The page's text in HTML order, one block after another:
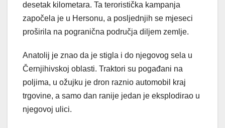
desetak kilometara. Ta teroristička kampanja
započela je u Hersonu, a posljednjih se mjeseci
proširila na pogranična područja diljem zemlje.
Anatolij je znao da je stigla i do njegovog sela u
Černjihivskoj oblasti. Traktori su pogađani na
poljima, u ožujku je dron raznio automobil kraj
trgovine, a samo dan ranije jedan je eksplodirao u
njegovoj ulici.